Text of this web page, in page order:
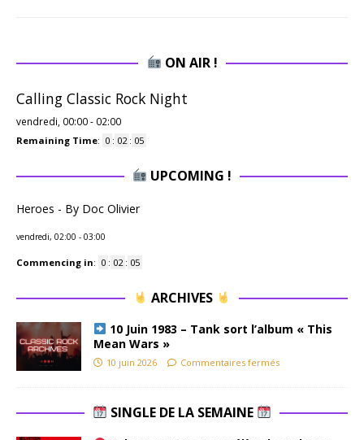
ON AIR !
Calling Classic Rock Night
vendredi, 00:00- 02:00
Remaining Time: 0 : 02 : 05
UPCOMING !
Heroes - By Doc Olivier
vendredi, 02:00 - 03:00
Commencing in: 0 : 02 : 05
ARCHIVES
10 Juin 1983 – Tank sort l’album « This
Mean Wars »
10 juin 2026 Commentaires fermés
SINGLE DE LA SEMAINE